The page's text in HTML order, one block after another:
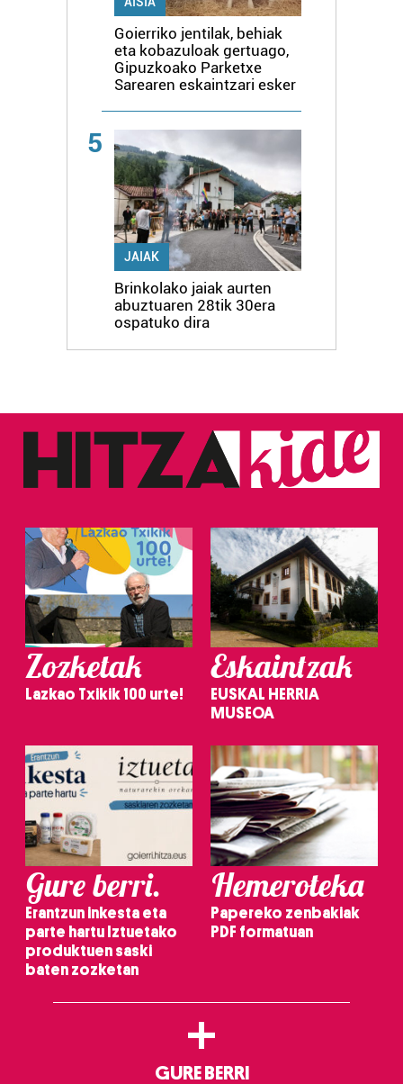
Goierriko jentilak, behiak
eta kobazuloak gertuago,
Gipuzkoako Parketxe
Sarearen eskaintzari esker
5
JAIAK
Brinkolako jaiak aurten
abuztuaren 28tik 30era
ospatuko dira
Zozketak
Lazkao Txikik 100 urte!
Eskaintzak
EUSKAL HERRIA
MUSEOA
Gure berri.
Erantzun inkesta eta
parte hartu Iztuetako
produktuen saski
baten zozketan
Hemeroteka
Papereko zenbakiak
PDF formatuan
+
GURE BERRI